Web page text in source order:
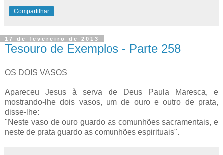
Compartilhar
17 de fevereiro de 2013
Tesouro de Exemplos - Parte 258
OS DOIS VASOS
Apareceu Jesus à serva de Deus Paula Maresca, e
mostrando-lhe dois vasos, um de ouro e outro de prata,
disse-lhe:
"Neste vaso de ouro guardo as comunhões sacramentais, e
neste de prata guardo as comunhões espirituais".